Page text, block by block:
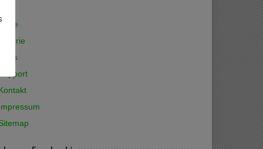
Galerie
Links
Support